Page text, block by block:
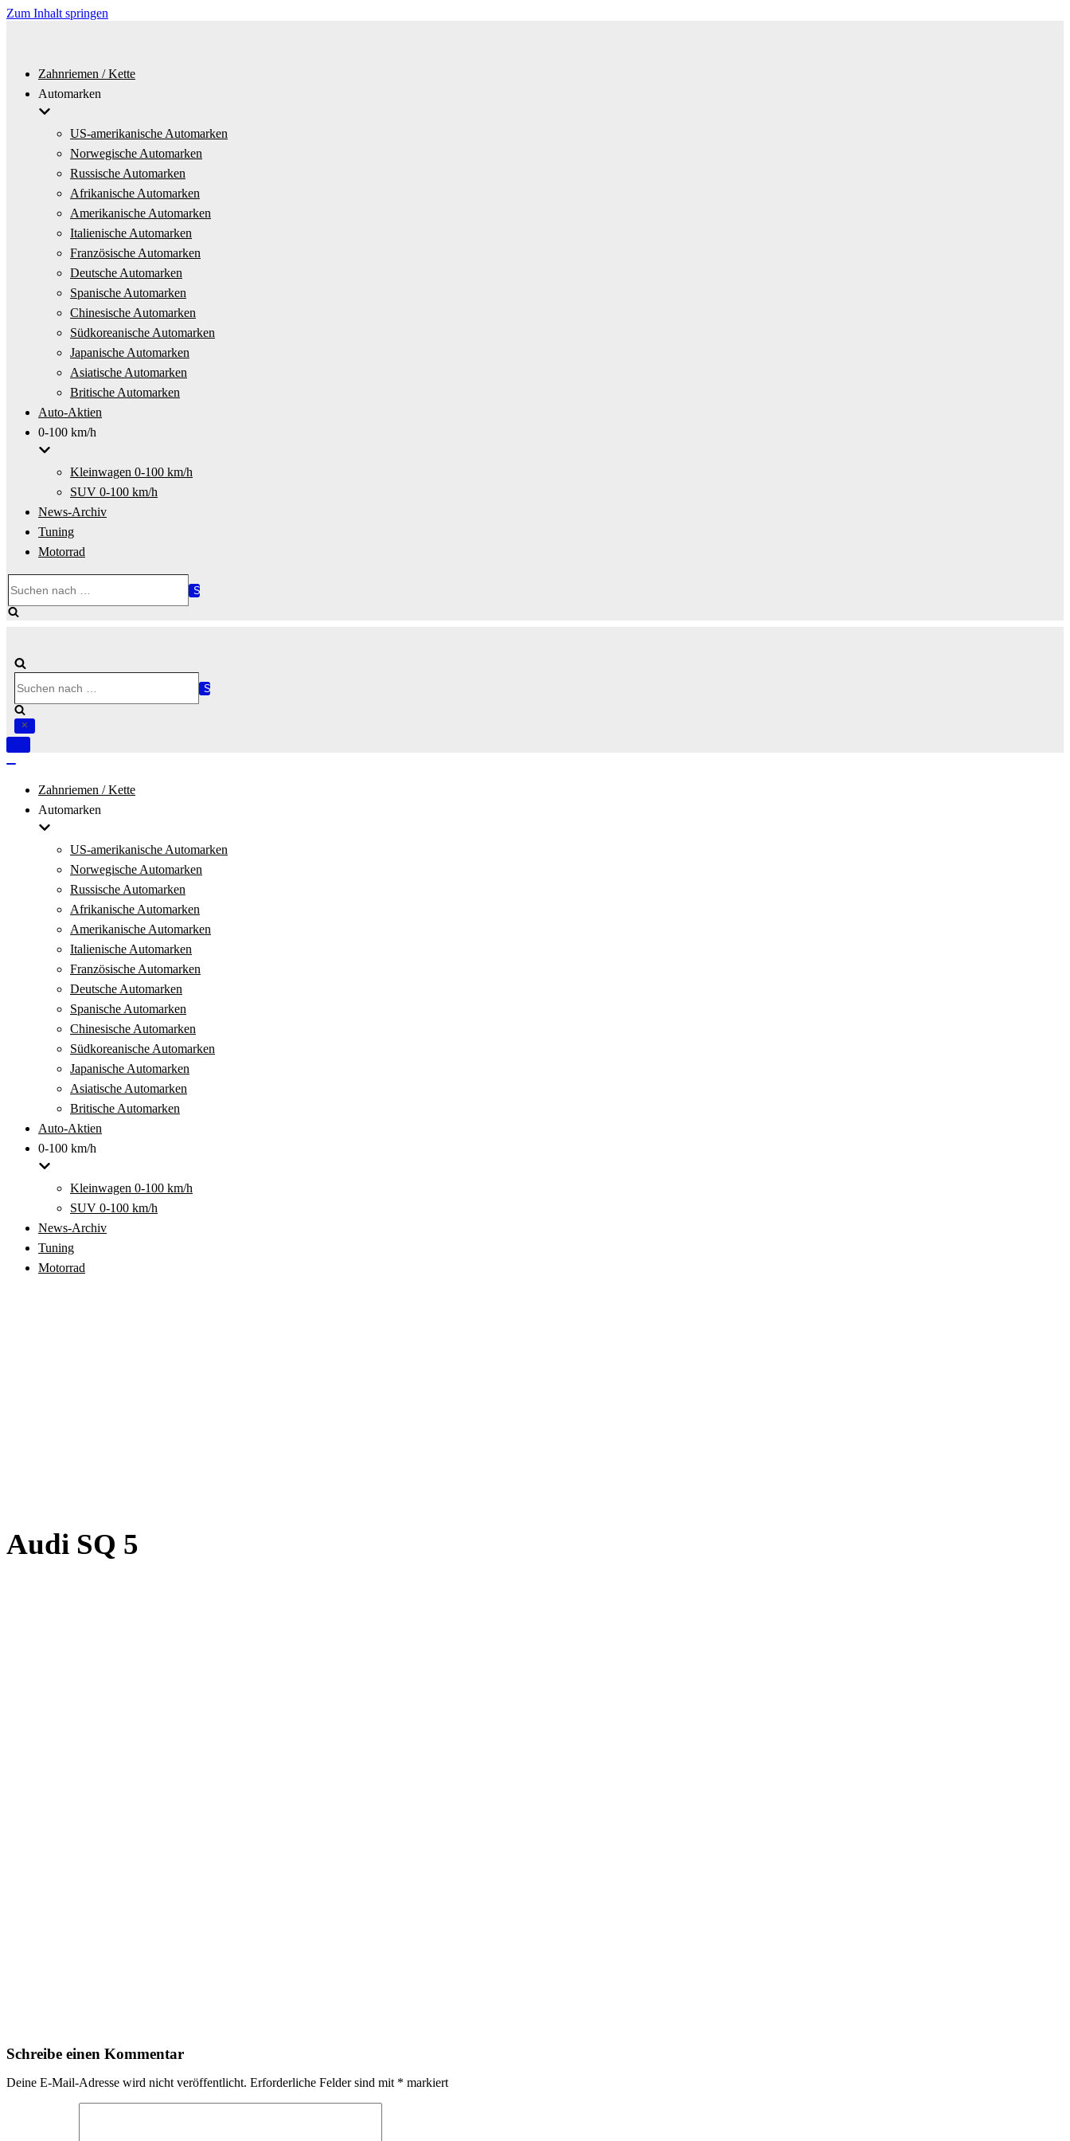
Zum Inhalt springen
Zahnriemen / Kette
Automarken
US-amerikanische Automarken
Norwegische Automarken
Russische Automarken
Afrikanische Automarken
Amerikanische Automarken
Italienische Automarken
Französische Automarken
Deutsche Automarken
Spanische Automarken
Chinesische Automarken
Südkoreanische Automarken
Japanische Automarken
Asiatische Automarken
Britische Automarken
Auto-Aktien
0-100 km/h
Kleinwagen 0-100 km/h
SUV 0-100 km/h
News-Archiv
Tuning
Motorrad
nach …
nach …
Navigation
Zahnriemen / Kette
Automarken
US-amerikanische Automarken
Norwegische Automarken
Russische Automarken
Afrikanische Automarken
Amerikanische Automarken
Italienische Automarken
Französische Automarken
Deutsche Automarken
Spanische Automarken
Chinesische Automarken
Südkoreanische Automarken
Japanische Automarken
Asiatische Automarken
Britische Automarken
Auto-Aktien
0-100 km/h
Kleinwagen 0-100 km/h
SUV 0-100 km/h
News-Archiv
Tuning
Motorrad
Audi SQ 5
Schreibe einen Kommentar
Deine E-Mail-Adresse wird nicht veröffentlicht. Erforderliche Felder sind mit * markiert